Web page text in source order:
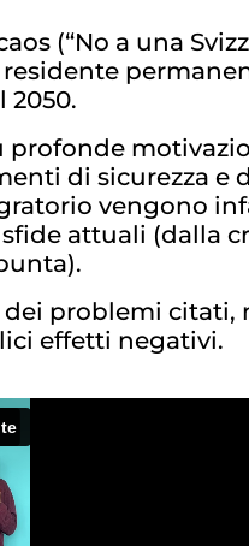
(“No a una
2050.
profonde
di sicurezza e
vengono
attuali (dalla
problemi citati,
effetti negativi.